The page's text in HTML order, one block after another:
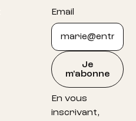
Email
Je
m'abonne
En vous
inscrivant,